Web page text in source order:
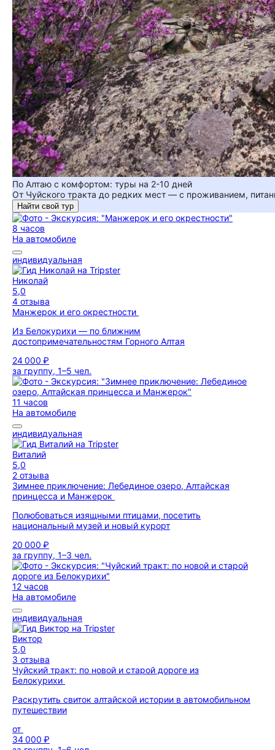
По Алтаю с комфортом: туры на 2-10 дней
От Чуйского тракта до редких мест — с проживанием,
Найти свой тур
8 часов
На автомобиле
индивидуальная
Николай
5,0
4 отзыва
Манжерок и его окрестности
Из Белокурихи — по ближним
достопримечательностям Горного Алтая
24 000 ₽
за группу, 1–5 чел.
11 часов
На автомобиле
индивидуальная
Виталий
5,0
2 отзыва
Зимнее приключение: Лебединое озеро, Алтайская
принцесса и Манжерок
Полюбоваться изящными птицами, посетить
национальный музей и новый курорт
20 000 ₽
за группу, 1–3 чел.
12 часов
На автомобиле
индивидуальная
Виктор
5,0
3 отзыва
Чуйский тракт: по новой и старой дороге из
Белокурихи
Раскрутить свиток алтайской истории в автомобильном
путешествии
от
34 000 ₽